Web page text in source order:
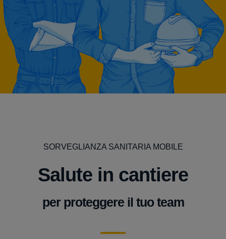
SORVEGLIANZA SANITARIA MOBILE
Salute in cantiere
per proteggere il tuo team